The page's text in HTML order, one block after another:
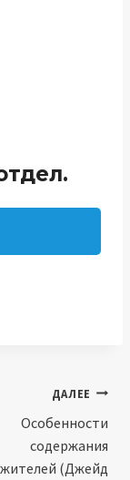
ДАЛЕЕ
Особенности
содержания
(Джейд